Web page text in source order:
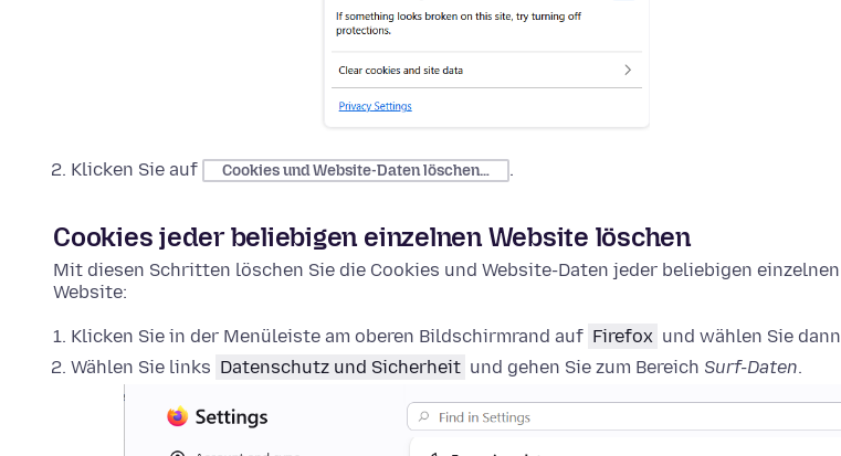
Klicken Sie auf Cookies und Website-Daten löschen… .
Cookies jeder beliebigen einzelnen Website löschen
Mit diesen Schritten löschen Sie die Cookies und Website-Daten jeder beliebigen einzelnen
Website:
Klicken Sie in der Menüleiste am oberen Bildschirmrand auf Firefox und wählen Sie dann
Wählen Sie links Datenschutz und Sicherheit und gehen Sie zum Bereich Surf-Daten.